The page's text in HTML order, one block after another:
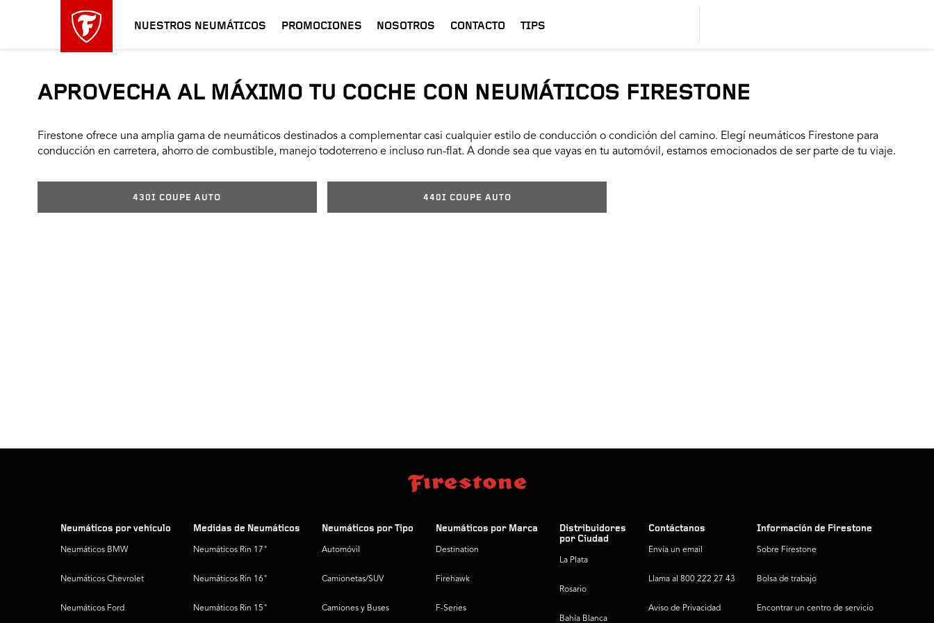
NUESTROS NEUMÁTICOS PROMOCIONES NOSOTROS CONTACTO TIPS
APROVECHA AL MÁXIMO TU COCHE CON NEUMÁTICOS FIRESTONE
Firestone ofrece una amplia gama de neumáticos destinados a complementar casi cualquier estilo de conducción o condición del camino. Elegí neumáticos Firestone para
conducción en carretera, ahorro de combustible, manejo todoterreno e incluso run-flat. A donde sea que vayas en tu automóvil, estamos emocionados de ser parte de tu viaje.
430I COUPE AUTO 440I COUPE AUTO
Neumáticos por vehículo
Neumáticos BMW
Neumáticos Chevrolet
Neumáticos Ford
Medidas de Neumáticos
Neumáticos Rin 17"
Neumáticos Rin 16"
Neumáticos Rin 15"
Neumáticos por Tipo
Automóvil
Camionetas/SUV
Camiones y Buses
Neumáticos por Marca
Destination
Firehawk
F-Series
Distribuidores
por Ciudad
La Plata
Rosario
Bahía Blanca
Contáctanos
Envía un email
Llama al 800 222 27 43
Aviso de Privacidad
Información de Firestone
Sobre Firestone
Bolsa de trabajo
Encontrar un centro de servicio